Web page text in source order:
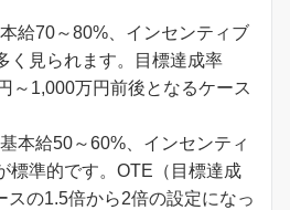
本給70～80%、インセンティブ
く見られます。目標達成率
～1,000万円前後となるケース
基本給50～60%、インセンティ
標準的です。OTE（目標達成
スの1.5倍から2倍の設定になっ